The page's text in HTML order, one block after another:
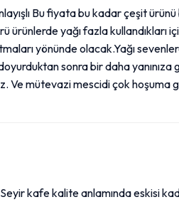
Bu fiyata bu kadar çeşit
ürünlerde yağı fazla kullandıkları
yönünde olacak.Yağı
sonra bir daha
mütevazi mescidi çok hoşuma
kafe kalite anlamında eskisi